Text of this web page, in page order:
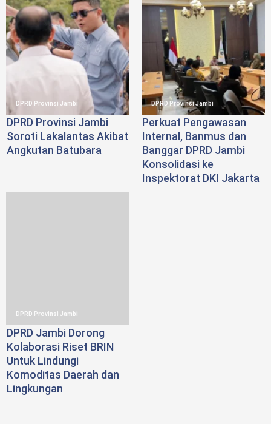
DPRD Provinsi Jambi
DPRD Provinsi Jambi
Soroti Lakalantas Akibat
Angkutan Batubara
DPRD Provinsi Jambi
Perkuat Pengawasan
Internal, Banmus dan
Banggar DPRD Jambi
Konsolidasi ke
Inspektorat DKI Jakarta
DPRD Provinsi Jambi
DPRD Jambi Dorong
Kolaborasi Riset BRIN
Untuk Lindungi
Komoditas Daerah dan
Lingkungan